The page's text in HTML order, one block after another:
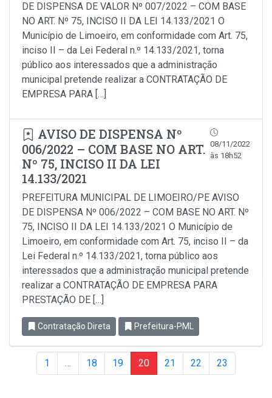
DE DISPENSA DE VALOR Nº 007/2022 – COM BASE
NO ART. Nº 75, INCISO II DA LEI 14.133/2021 O
Município de Limoeiro, em conformidade com Art. 75,
inciso II – da Lei Federal n.º 14.133/2021, torna
público aos interessados que a administração
municipal pretende realizar a CONTRATAÇÃO DE
EMPRESA PARA […]
AVISO DE DISPENSA Nº
006/2022 – COM BASE NO ART.
Nº 75, INCISO II DA LEI
14.133/2021
08/11/2022
às 18h52
PREFEITURA MUNICIPAL DE LIMOEIRO/PE AVISO
DE DISPENSA Nº 006/2022 – COM BASE NO ART. Nº
75, INCISO II DA LEI 14.133/2021 O Município de
Limoeiro, em conformidade com Art. 75, inciso II – da
Lei Federal n.º 14.133/2021, torna público aos
interessados que a administração municipal pretende
realizar a CONTRATAÇÃO DE EMPRESA PARA
PRESTAÇÃO DE […]
Contratação Direta Prefeitura-PML
1 … 18 19 20 21 22 23